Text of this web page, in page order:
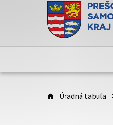
Doména
Toto je
Úradná tabuľa